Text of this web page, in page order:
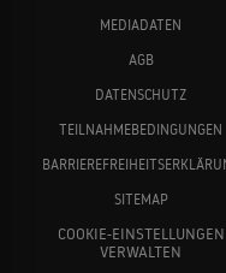
MEDIADATEN
AGB
DATENSCHUTZ
TEILNAHMEBEDINGUNGEN
SITEMAP
COOKIE-EINSTELLUNGEN
VERWALTEN